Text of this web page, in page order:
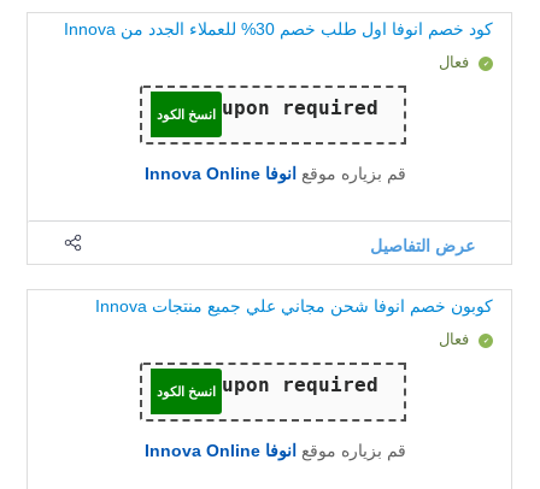
كود خصم انوفا اول طلب خصم 30% للعملاء الجدد من Innova
فعال
انسخ الكود
قم بزياره موقع انوفا Innova Online
عرض التفاصيل
كوبون خصم انوفا شحن مجاني علي جميع منتجات Innova
فعال
انسخ الكود
قم بزياره موقع انوفا Innova Online